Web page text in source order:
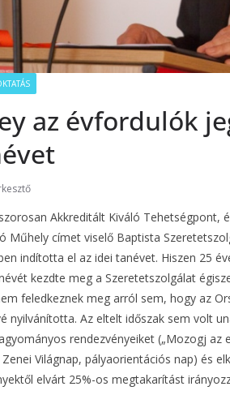
az évfordulók
Akkreditált Kiváló Tehetségpont,
Műhely címet viselő Baptista
indította el az idei tanévet. Hiszen 25
kezdte meg a Szeretetszolgálat
feledkeznek meg arról sem, hogy az
nyilvánította. Az eltelt időszak sem volt
rendezvényeiket („Mozogj az
Világnap, pályaorientációs nap) és
elvárt 25%-os megtakarítást